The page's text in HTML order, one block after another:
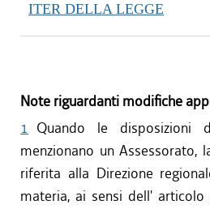
ITER DELLA LEGGE
Note riguardanti modifiche
1 Quando le disposizioni
menzionano un Assessorato,
riferita alla Direzione
materia, ai sensi dell' articolo